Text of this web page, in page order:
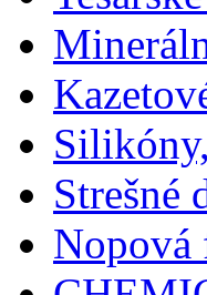
Strešné
Nopová